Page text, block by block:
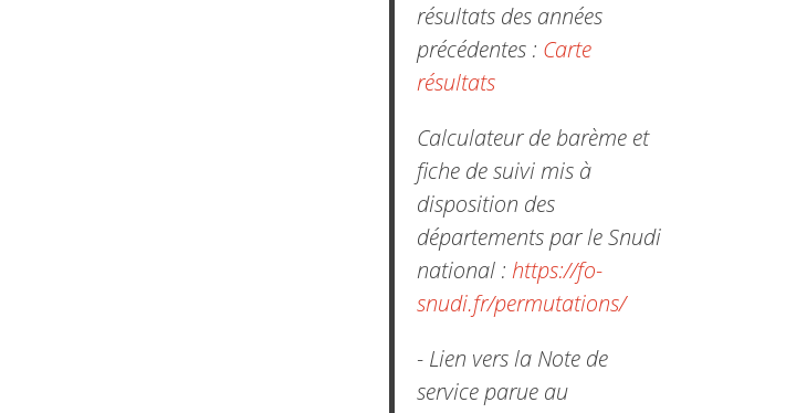
résultats des années
précédentes : Carte
résultats
Calculateur de barème et
fiche de suivi mis à
disposition des
départements par le Snudi
national : https://fo-
snudi.fr/permutations/
- Lien vers la Note de
service parue au